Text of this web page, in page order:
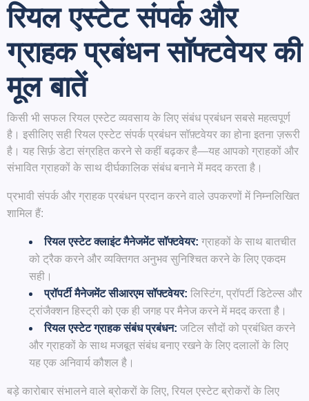
रियल एस्टेट संपर्क और
ग्राहक प्रबंधन सॉफ्टवेयर की
मूल बातें
किसी भी सफल रियल एस्टेट व्यवसाय के लिए संबंध प्रबंधन सबसे महत्वपूर्ण
है। इसीलिए सही रियल एस्टेट संपर्क प्रबंधन सॉफ़्टवेयर का होना इतना ज़रूरी
है। यह सिर्फ़ डेटा संग्रहित करने से कहीं बढ़कर है—यह आपको ग्राहकों और
संभावित ग्राहकों के साथ दीर्घकालिक संबंध बनाने में मदद करता है।
प्रभावी संपर्क और ग्राहक प्रबंधन प्रदान करने वाले उपकरणों में निम्नलिखित
शामिल हैं:
रियल एस्टेट क्लाइंट मैनेजमेंट सॉफ्टवेयर: ग्राहकों के साथ बातचीत
को ट्रैक करने और व्यक्तिगत अनुभव सुनिश्चित करने के लिए एकदम
सही।
प्रॉपर्टी मैनेजमेंट सीआरएम सॉफ्टवेयर: लिस्टिंग, प्रॉपर्टी डिटेल्स और
ट्रांजैक्शन हिस्ट्री को एक ही जगह पर मैनेज करने में मदद करता है।
रियल एस्टेट ग्राहक संबंध प्रबंधन: जटिल सौदों को प्रबंधित करने
और ग्राहकों के साथ मजबूत संबंध बनाए रखने के लिए दलालों के लिए
यह एक अनिवार्य कौशल है।
बड़े कारोबार संभालने वाले ब्रोकरों के लिए, रियल एस्टेट ब्रोकरों के लिए